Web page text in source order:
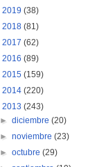
2019 (38)
2018 (81)
2017 (62)
2016 (89)
2015 (159)
2014 (220)
2013 (243)
►diciembre(20)
►noviembre(23)
►octubre(29)